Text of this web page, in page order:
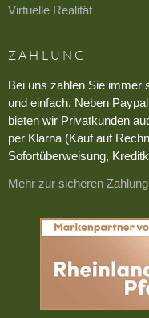
Virtuelle Realität
ZAHLUNG
Bei uns zahlen Sie immer
und einfach. Neben
bieten wir Privatkunden
per Klarna (Kauf auf
Sofortüberweisung,
Mehr zur sicheren Zahlung